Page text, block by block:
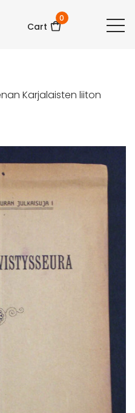
Cart
0
Karjalaisten liiton